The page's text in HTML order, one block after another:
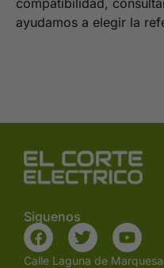
compatibilidad,
ayudamos a elegir la
Siguenos
Calle Laguna de